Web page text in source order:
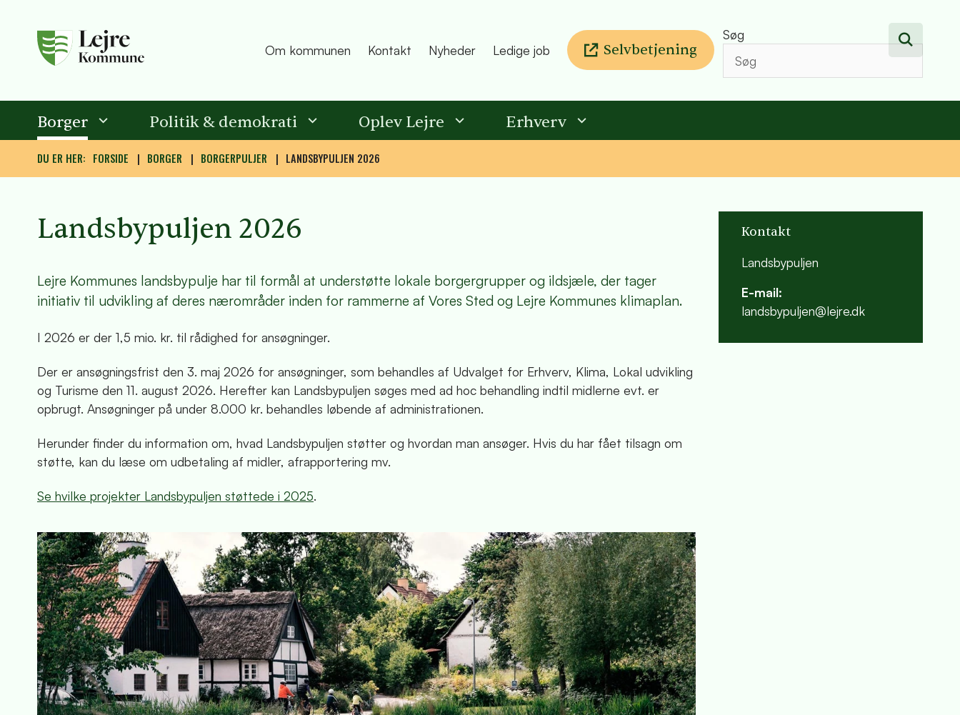
Om kommunen Kontakt Nyheder Ledige job Selvbetjening
Søg
Borger Politik & demokrati Oplev Lejre Erhverv
DU ER HER: FORSIDE BORGER BORGERPULJER LANDSBYPULJEN 2026
Landsbypuljen 2026
Lejre Kommunes landsbypulje har til formål at understøtte lokale borgergrupper og ildsjæle, der tager
initiativ til udvikling af deres nærområder inden for rammerne af Vores Sted og Lejre Kommunes klimaplan.
I 2026 er der 1,5 mio. kr. til rådighed for ansøgninger.
Der er ansøgningsfrist den 3. maj 2026 for ansøgninger, som behandles af Udvalget for Erhverv, Klima, Lokal udvikling
og Turisme den 11. august 2026. Herefter kan Landsbypuljen søges med ad hoc behandling indtil midlerne evt. er
opbrugt. Ansøgninger på under 8.000 kr. behandles løbende af administrationen.
Herunder finder du information om, hvad Landsbypuljen støtter og hvordan man ansøger. Hvis du har fået tilsagn om
støtte, kan du læse om udbetaling af midler, afrapportering mv.
Se hvilke projekter Landsbypuljen støttede i 2025.
Kontakt
Landsbypuljen
E-mail:
landsbypuljen@lejre.dk